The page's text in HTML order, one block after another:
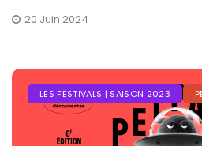
20 Juin 2024
LES FESTIVALS | SAISON 2023